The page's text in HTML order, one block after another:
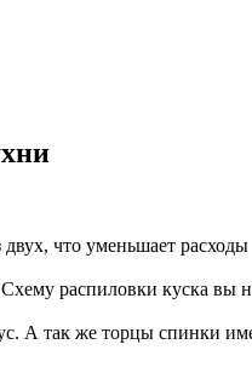
что уменьшает расходы
Схему распиловки куска вы
А так же торцы спинки